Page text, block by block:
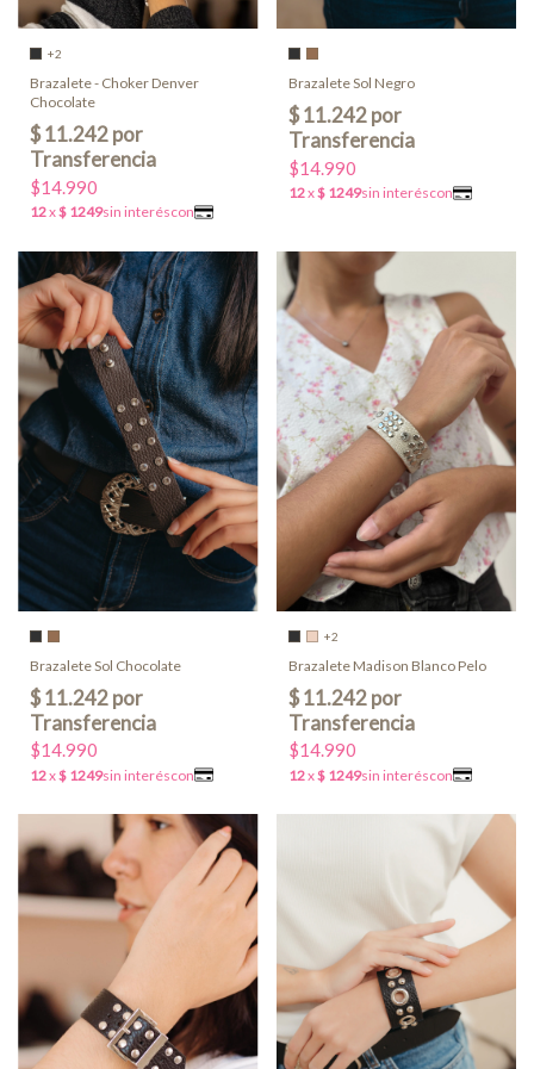
+2
Brazalete - Choker Denver
Chocolate
$14.990
Brazalete Sol Negro
$14.990
Brazalete Sol Chocolate
$14.990
+2
Brazalete Madison Blanco Pelo
$14.990